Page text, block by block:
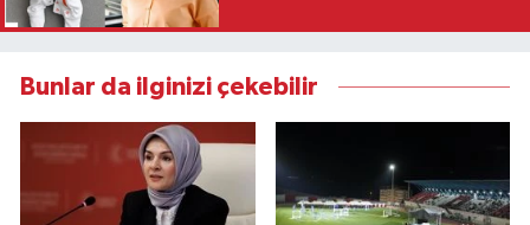
Bunlar da ilginizi çekebilir